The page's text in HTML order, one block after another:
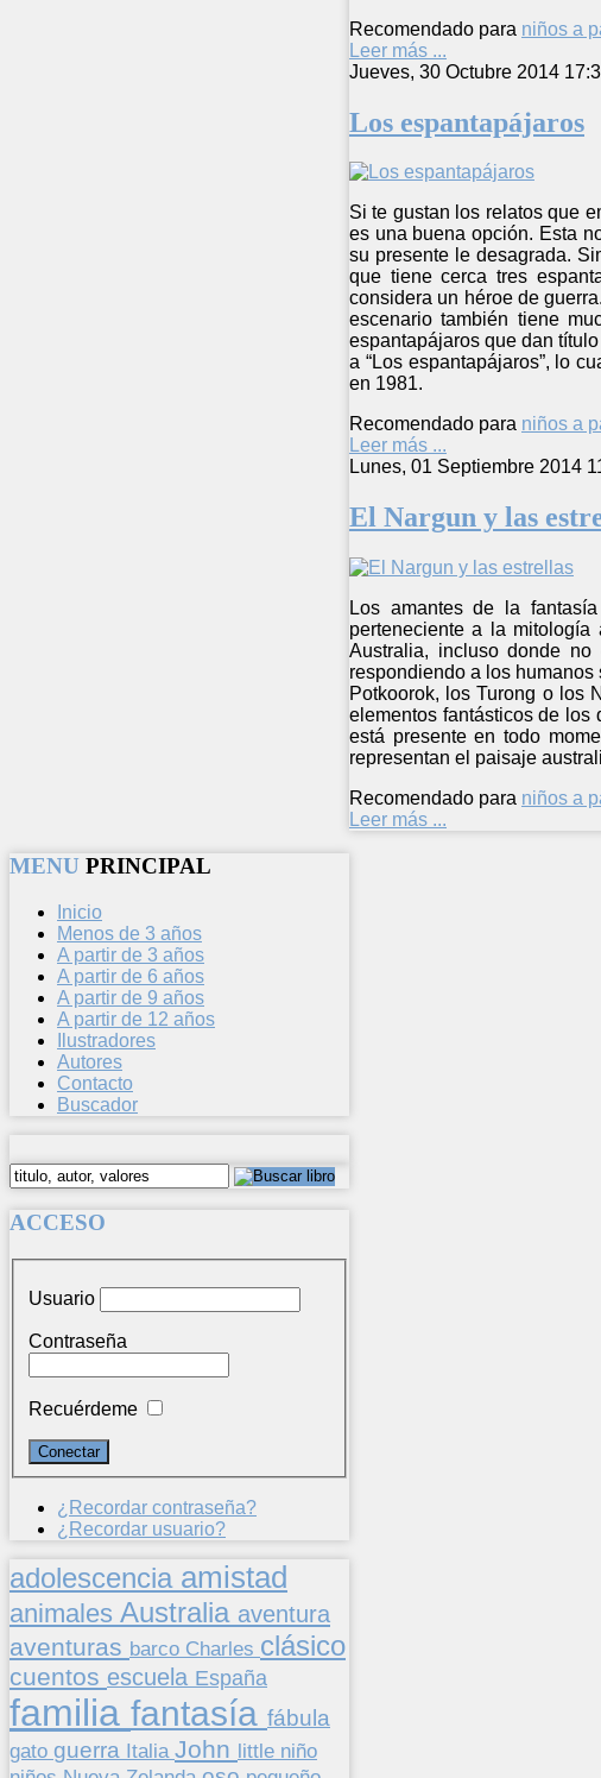
Recomendado para niños a
Leer más ...
Jueves, 30 Octubre 2014
Los espantapájaros
Si te gustan los relatos que
es una buena opción. Esta
su presente le desagrada.
que tiene cerca tres
considera un héroe de
escenario también tiene
espantapájaros que dan
a “Los espantapájaros”, lo
en 1981.
Recomendado para niños a
Leer más ...
Lunes, 01 Septiembre 2014
El Nargun y las
Los amantes de la
perteneciente a la
Australia, incluso donde
respondiendo a los
Potkoorok, los Turong o los
elementos fantásticos de los
está presente en todo
representan el paisaje
Recomendado para niños a
Leer más ...
MENU PRINCIPAL
Inicio
Menos de 3 años
A partir de 3 años
A partir de 6 años
A partir de 9 años
A partir de 12 años
Ilustradores
Autores
Contacto
Buscador
ACCESO
Usuario
Contraseña
Recuérdeme
¿Recordar contraseña?
¿Recordar usuario?
adolescencia amistad
animales Australia aventura
aventuras barco Charles clásico
cuentos escuela España
familia fantasía fábula
gato guerra Italia John little niño